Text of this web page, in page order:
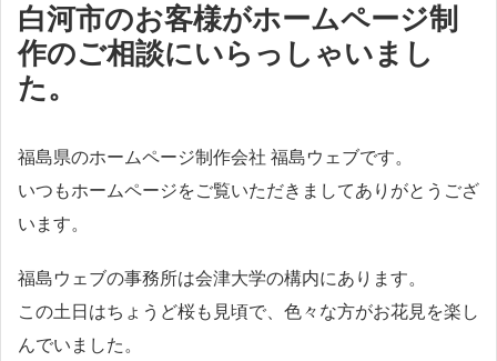
白河市のお客様がホームページ制
作のご相談にいらっしゃいまし
た。
福島県のホームページ制作会社 福島ウェブです。
いつもホームページをご覧いただきましてありがとうござ
います。
福島ウェブの事務所は会津大学の構内にあります。
この土日はちょうど桜も見頃で、色々な方がお花見を楽し
んでいました。